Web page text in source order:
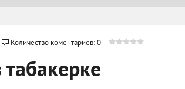
Количество коментариев: 0